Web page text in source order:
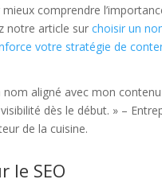
comprendre
notre article sur choisir un
votre stratégie de
nom aligné avec mon
dès le début. » –
de la cuisine.
le SEO